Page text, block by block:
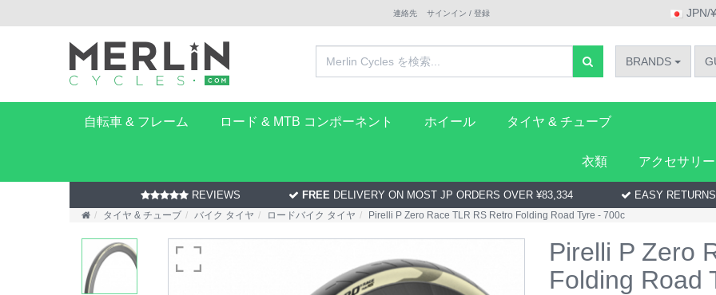
連絡先 サインイン / 登録 JPN/
BRANDS
自転車 & フレーム ロード & MTB コンポーネント ホイール タイヤ & チューブ
衣類 アクセサリー
REVIEWS FREE DELIVERY ON MOST JP ORDERS OVER ¥83,334 EASY RETURNS
タイヤ & チューブ バイク タイヤ ロードバイク タイヤ Pirelli P Zero Race TLR RS Retro Folding Road Tyre - 700c
Pirelli P Zero
Folding Road